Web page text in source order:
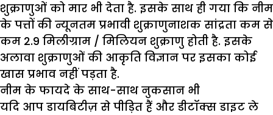
शुक्राणुओं को मार भी देता है. इसके साथ ही गया कि नीम
के पत्तों की न्यूनतम प्रभावी शुक्राणुनाशक सांद्रता कम से
कम 2.9 मिलीग्राम / मिलियन शुक्राणु होती है. इसके
अलावा शुक्राणुओं की आकृति विज्ञान पर इसका कोई
खास प्रभाव नहीं पड़ता है.
नीम के फायदे के साथ-साथ नुकसान भी
यदि आप डायबिटीज़ से पीड़ित हैं और डीटॉक्स डाइट ले